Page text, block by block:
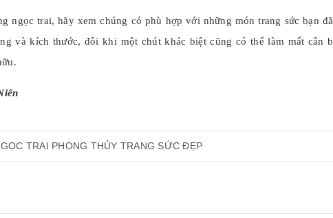
ngọc trai, hãy xem chúng có phù hợp với những món trang sức bạn
và kích thước, đôi khi một chút khác biệt cũng có thể làm mất cân
TRAI PHONG THỦY TRANG SỨC ĐẸP